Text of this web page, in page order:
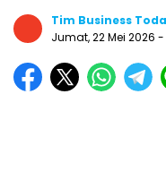
Tim Business
Jumat, 22 Mei 2026 -